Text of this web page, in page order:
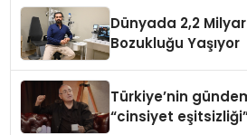
Dünyada 2,2
Bozukluğu Yaşıyor
Türkiye’nin
“cinsiyet